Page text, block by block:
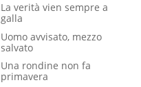
La verità vien sempre a
galla
Uomo avvisato, mezzo
salvato
Una rondine non fa
primavera